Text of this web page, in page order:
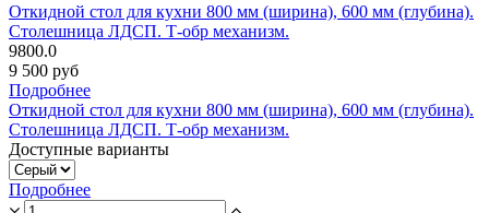
Откидной стол для кухни 800 мм (ширина), 600 мм (глубина).
Столешница ЛДСП. Т-обр механизм.
9800.0
9 500 руб
Подробнее
Откидной стол для кухни 800 мм (ширина), 600 мм (глубина).
Столешница ЛДСП. Т-обр механизм.
Доступные варианты
Подробнее